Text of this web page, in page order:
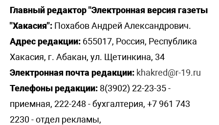
Главный редактор "Электронная версия газеты
"Хакасия": Похабов Андрей Александрович.
Адрес редакции: 655017, Россия, Республика
Хакасия, г. Абакан, ул. Щетинкина, 34
Электронная почта редакции: khakred@r-19.ru
Телефоны редакции: 8(3902) 22-23-35 -
приемная, 222-248 - бухгалтерия, +7 961 743
2230 - отдел рекламы,